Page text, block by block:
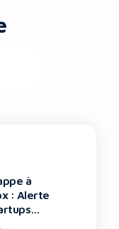
à
: Alerte